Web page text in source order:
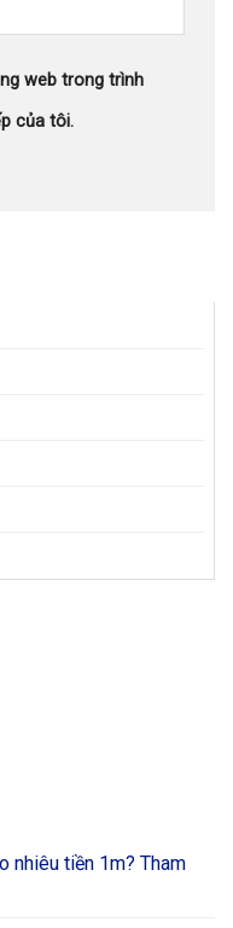
web trong trình
của tôi.
nhiêu tiền 1m? Tham